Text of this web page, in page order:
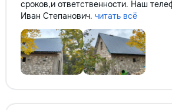
сроков,и ответственности. Наш
Иван Степанович. читать всё